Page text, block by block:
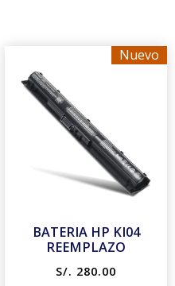
Nuevo
BATERIA HP KI04
REEMPLAZO
S/. 280.00